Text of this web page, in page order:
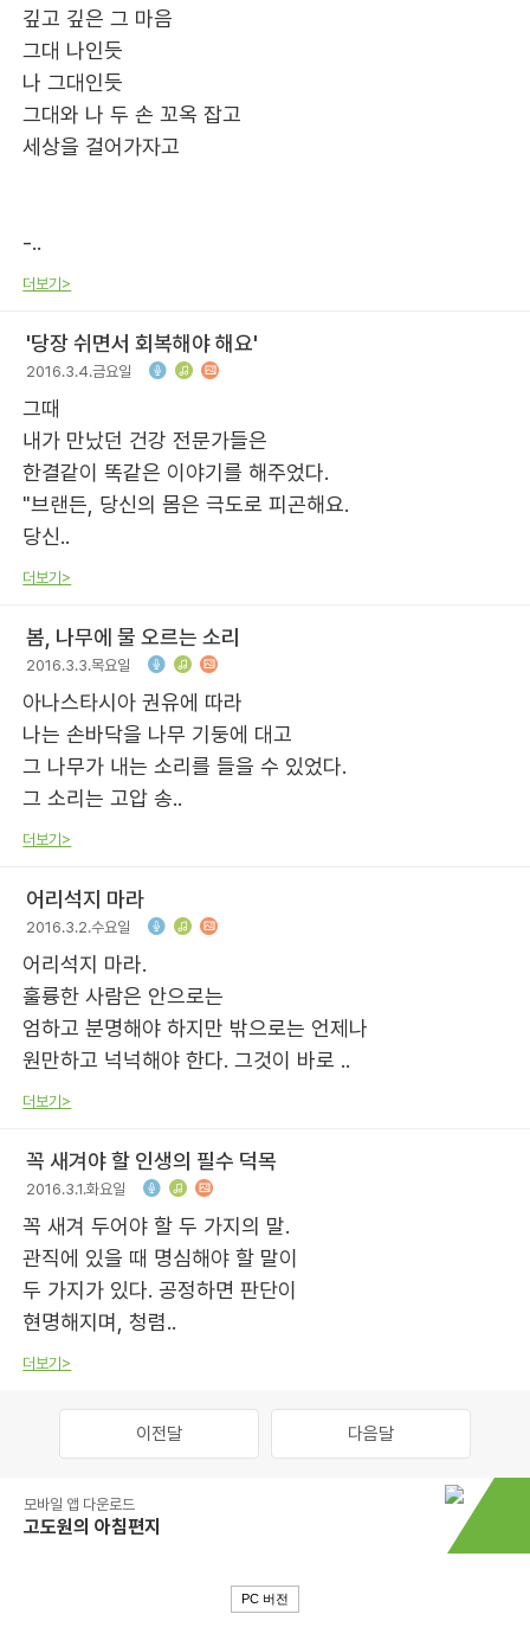
깊고 깊은 그 마음
그대 나인듯
나 그대인듯
그대와 나 두 손 꼬옥 잡고
세상을 걸어가자고
-..
더보기>
'당장 쉬면서 회복해야 해요'
2016.3.4.금요일
그때
내가 만났던 건강 전문가들은
한결같이 똑같은 이야기를 해주었다.
"브랜든, 당신의 몸은 극도로 피곤해요.
당신..
더보기>
봄, 나무에 물 오르는 소리
2016.3.3.목요일
아나스타시아 권유에 따라
나는 손바닥을 나무 기둥에 대고
그 나무가 내는 소리를 들을 수 있었다.
그 소리는 고압 송..
더보기>
어리석지 마라
2016.3.2.수요일
어리석지 마라.
훌륭한 사람은 안으로는
엄하고 분명해야 하지만 밖으로는 언제나
원만하고 넉넉해야 한다. 그것이 바로 ..
더보기>
꼭 새겨야 할 인생의 필수 덕목
2016.3.1.화요일
꼭 새겨 두어야 할 두 가지의 말.
관직에 있을 때 명심해야 할 말이
두 가지가 있다. 공정하면 판단이
현명해지며, 청렴..
더보기>
이전달 다음달
모바일 앱 다운로드
고도원의 아침편지
PC 버전